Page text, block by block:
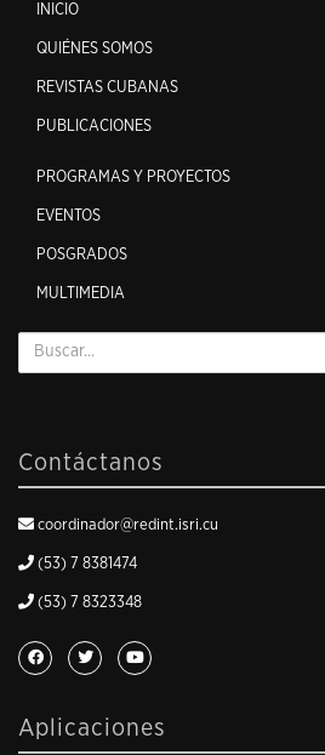
INICIO
QUIÉNES SOMOS
REVISTAS CUBANAS
PUBLICACIONES
PROGRAMAS Y PROYECTOS
EVENTOS
POSGRADOS
MULTIMEDIA
Contáctanos
coordinador@redint.isri.cu
(53) 7 8381474
(53) 7 8323348
Aplicaciones